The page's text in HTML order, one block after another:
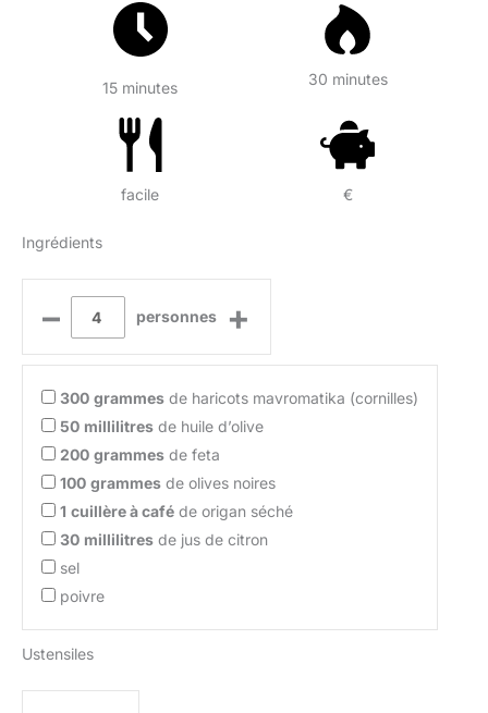
15 minutes 30 minutes
facile €
Ingrédients
– personnes +
300 grammes de haricots mavromatika (cornilles)
50 millilitres de huile d’olive
200 grammes de feta
100 grammes de olives noires
1 cuillère à café de origan séché
30 millilitres de jus de citron
sel
poivre
Ustensiles